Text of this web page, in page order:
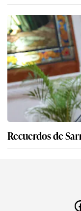
Recuerdos de